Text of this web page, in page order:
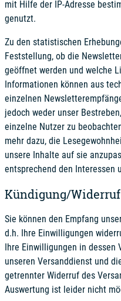
mit Hilfe der IP-Adresse
genutzt.
Zu den statistischen
Feststellung, ob die
geöffnet werden und welche
Informationen können aus
einzelnen
jedoch weder unser
einzelne Nutzer zu
mehr dazu, die
unsere Inhalte auf sie
entsprechend den Interessen
Kündigung/Widerruf
Sie können den Empfang
d.h. Ihre Einwilligungen
Ihre Einwilligungen in dessen
unseren Versanddienst und
getrennter Widerruf des
Auswertung ist leider nicht